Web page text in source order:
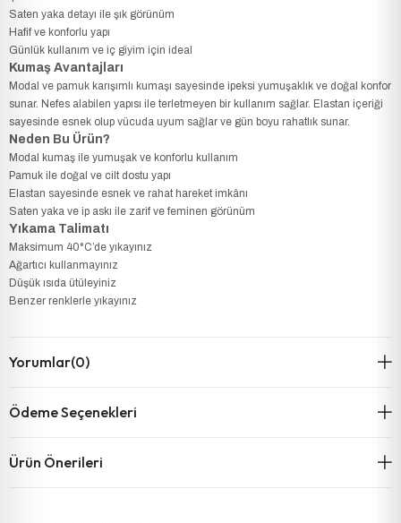
Saten yaka detayı ile şık görünüm
Hafif ve konforlu yapı
Günlük kullanım ve iç giyim için ideal
Kumaş Avantajları
Modal ve pamuk karışımlı kumaşı sayesinde ipeksi yumuşaklık ve doğal konfor
sunar. Nefes alabilen yapısı ile terletmeyen bir kullanım sağlar. Elastan içeriği
sayesinde esnek olup vücuda uyum sağlar ve gün boyu rahatlık sunar.
Neden Bu Ürün?
Modal kumaş ile yumuşak ve konforlu kullanım
Pamuk ile doğal ve cilt dostu yapı
Elastan sayesinde esnek ve rahat hareket imkânı
Saten yaka ve ip askı ile zarif ve feminen görünüm
Yıkama Talimatı
Maksimum 40°C’de yıkayınız
Ağartıcı kullanmayınız
Düşük ısıda ütüleyiniz
Benzer renklerle yıkayınız
Yorumlar(0)
Ödeme Seçenekleri
Ürün Önerileri